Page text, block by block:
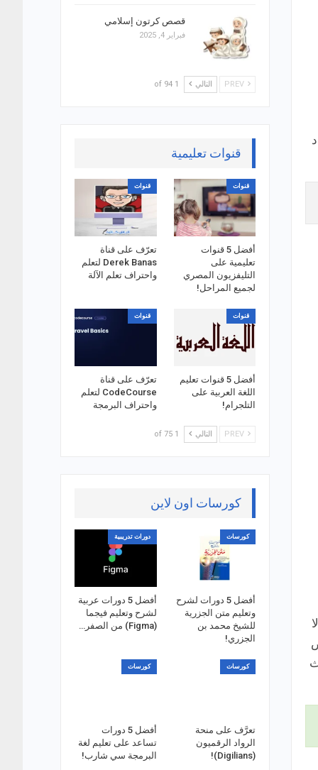
قصص كرتون إسلامي
فبراير 4, 2025
التالي 1 of 94
قنوات تعليمية
قنوات
أفضل 5 قنوات
تعليمية على
التليفزيون المصري
لجميع المراحل!
قنوات
تعرّف على قناة
Derek Banas لتعلم
واحتراف تعلم الآلة
قنوات
أفضل 5 قنوات تعليم
اللغة العربية على
التلجرام!
قنوات
تعرّف على قناة
CodeCourse لتعلم
واحتراف البرمجة
التالي 1 of 75
كورسات اون لاين
كورسات
أفضل 5 دورات لشرح
وتعليم متن الجزرية
للشيخ محمد بن
الجزري!
دورات تدريبية
أفضل 5 دورات عربية
لشرح وتعليم فيجما
(Figma) من الصفر…
كورسات
تعرَّف على منحة
الرواد الرقميون
(Digilians)!
كورسات
أفضل 5 دورات
تساعد على تعليم لغة
البرمجة سي شارب!